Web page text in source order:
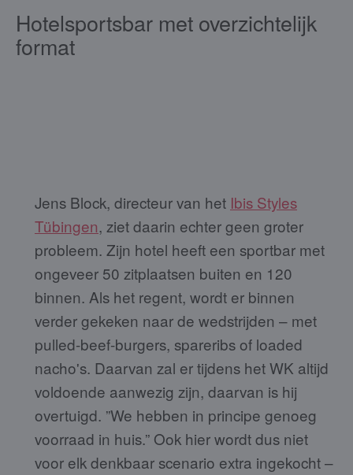
Hotelsportsbar met overzichtelijk
format
Jens Block, directeur van het Ibis Styles
Tübingen, ziet daarin echter geen groter
probleem. Zijn hotel heeft een sportbar met
ongeveer 50 zitplaatsen buiten en 120
binnen. Als het regent, wordt er binnen
verder gekeken naar de wedstrijden – met
pulled-beef-burgers, spareribs of loaded
nacho's. Daarvan zal er tijdens het WK altijd
voldoende aanwezig zijn, daarvan is hij
overtuigd. ”We hebben in principe genoeg
voorraad in huis.” Ook hier wordt dus niet
voor elk denkbaar scenario extra ingekocht –